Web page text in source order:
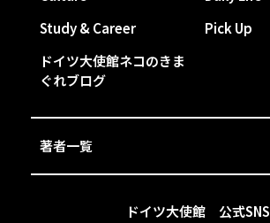
ドイツ大使館 公式SNS
Study & Career
Pick Up
ドイツ大使館ネコのきま
ぐれブログ
著者一覧